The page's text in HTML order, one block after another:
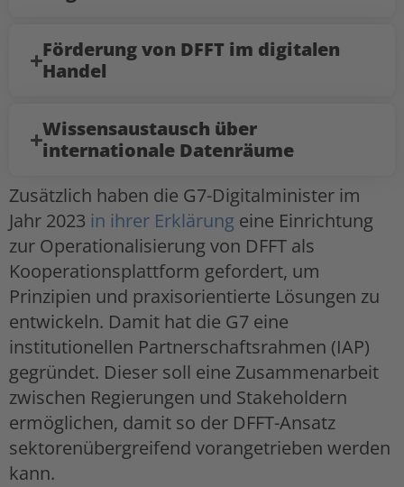
Förderung von DFFT im digitalen
Handel
Wissensaustausch über
internationale Datenräume
Zusätzlich haben die G7-Digitalminister im
Jahr 2023 in ihrer Erklärung eine Einrichtung
zur Operationalisierung von DFFT als
Kooperationsplattform gefordert, um
Prinzipien und praxisorientierte Lösungen zu
entwickeln. Damit hat die G7 eine
institutionellen Partnerschaftsrahmen (IAP)
gegründet. Dieser soll eine Zusammenarbeit
zwischen Regierungen und Stakeholdern
ermöglichen, damit so der DFFT-Ansatz
sektorenübergreifend vorangetrieben werden
kann.